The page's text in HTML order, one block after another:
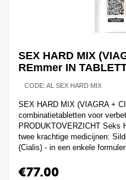
SEX HARD MIX
REmmer IN
CODE: AL SEX HARD MIX
SEX HARD MIX (VIAGRA +
combinatietabletten voor
PRODUKTOVERZICHT Seks
twee krachtige medicijnen:
(Cialis) - in een enkele
€77.00